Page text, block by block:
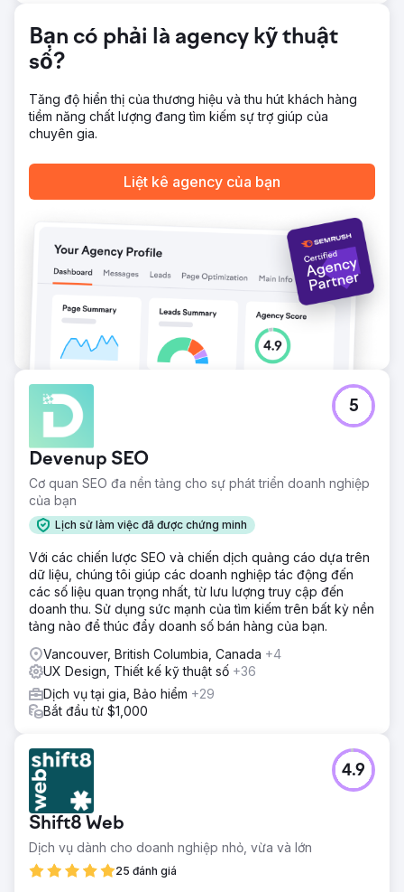
Chuyển đến trang agency
Bạn có phải là agency kỹ thuật
số?
Tăng độ hiển thị của thương hiệu và thu hút khách hàng
tiềm năng chất lượng đang tìm kiếm sự trợ giúp của
chuyên gia.
Liệt kê agency của bạn
Devenup SEO
Cơ quan SEO đa nền tảng cho sự phát triển doanh nghiệp
của bạn
Lịch sử làm việc đã được chứng minh
5
Với các chiến lược SEO và chiến dịch quảng cáo dựa trên
dữ liệu, chúng tôi giúp các doanh nghiệp tác động đến
các số liệu quan trọng nhất, từ lưu lượng truy cập đến
doanh thu. Sử dụng sức mạnh của tìm kiếm trên bất kỳ nền
tảng nào để thúc đẩy doanh số bán hàng của bạn.
Vancouver, British Columbia, Canada +4
UX Design, Thiết kế kỹ thuật số +36
Dịch vụ tại gia, Bảo hiểm +29
Bắt đầu từ $1,000
Shift8 Web
Dịch vụ dành cho doanh nghiệp nhỏ, vừa và lớn
25 đánh giá
4.9